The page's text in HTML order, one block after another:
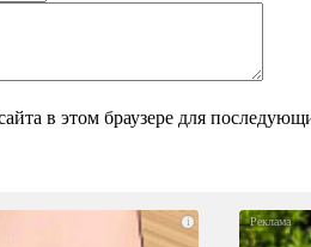
в этом браузере для
i